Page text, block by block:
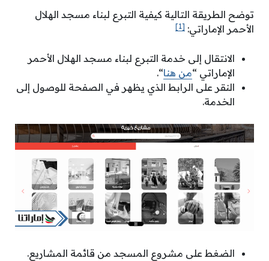
توضح الطريقة التالية كيفية التبرع لبناء مسجد الهلال
الأحمر الإماراتي: [1]
الانتقال إلى خدمة التبرع لبناء مسجد الهلال الأحمر
الإماراتي “من هنا“.
النقر على الرابط الذي يظهر في الصفحة للوصول إلى
الخدمة.
الضغط على مشروع المسجد من قائمة المشاريع.